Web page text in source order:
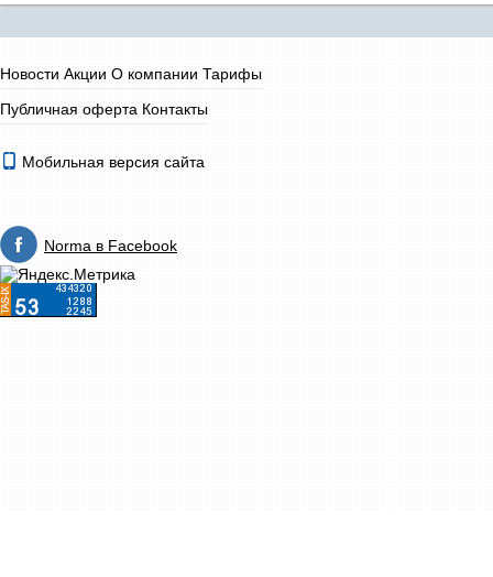
Новости Акции О компании Тарифы
Публичная оферта Контакты
Мобильная версия сайта
Norma в Facebook